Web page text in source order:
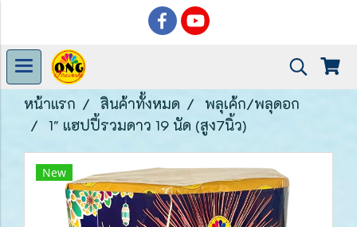
หน้าแรก สินค้าทั้งหมด
พลุเค้ก/พลุดอก
1" แฮปปี้รวมดาว 19 นัด (สูง7นิ้ว)
New